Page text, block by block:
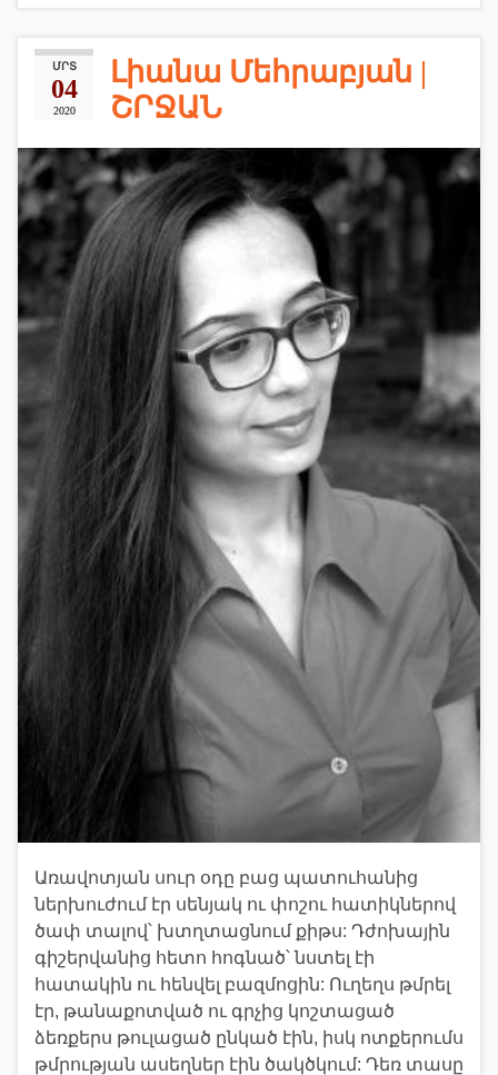
ՄՐՏ
04
2020
Լիանա Մեհրաբյան |
ՇՐՋԱՆ
Առավոտյան սուր օդը բաց պատուհանից
ներխուժում էր սենյակ ու փոշու հատիկներով
ծափ տալով՝ խտղտացնում քիթս: Դժոխային
գիշերվանից հետո հոգնած՝ նստել էի
հատակին ու հենվել բազմոցին: Ուղեղս թմրել
էր, թանաքոտված ու գրչից կոշտացած
ձեռքերս թուլացած ընկած էին, իսկ ոտքերումս
թմրության ասեղներ էին ծակծկում: Դեռ տասը